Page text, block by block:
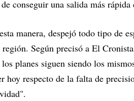
conseguir una salida más
manera, despejó todo tipo de
Según precisó a El
planes siguen siendo los
hoy respecto de la falta de